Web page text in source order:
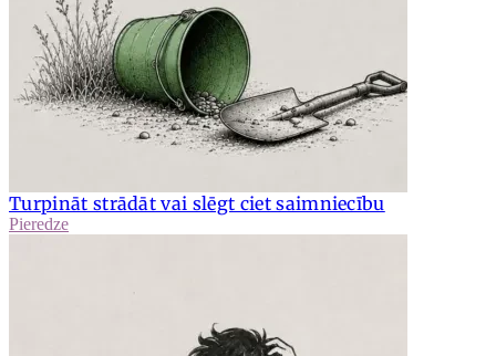
Turpināt strādāt vai slēgt ciet saimniecību
Pieredze